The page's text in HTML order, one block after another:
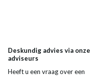
Deskundig advies via onze
adviseurs
Heeft u een vraag over een